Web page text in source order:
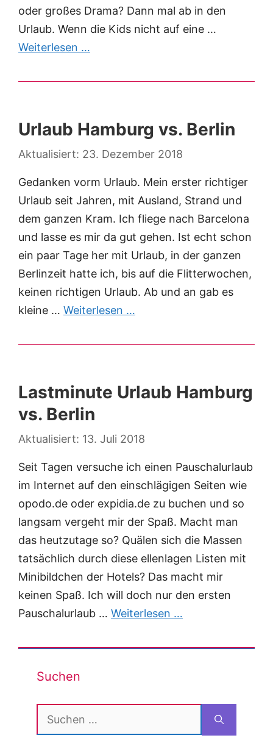
oder großes Drama? Dann mal ab in den
Urlaub. Wenn die Kids nicht auf eine …
Weiterlesen …
Urlaub Hamburg vs. Berlin
23. Dezember 2018
Gedanken vorm Urlaub. Mein erster richtiger
Urlaub seit Jahren, mit Ausland, Strand und
dem ganzen Kram. Ich fliege nach Barcelona
und lasse es mir da gut gehen. Ist echt schon
ein paar Tage her mit Urlaub, in der ganzen
Berlinzeit hatte ich, bis auf die Flitterwochen,
keinen richtigen Urlaub. Ab und an gab es
kleine … Weiterlesen …
Lastminute Urlaub Hamburg
vs. Berlin
13. Juli 2018
Seit Tagen versuche ich einen Pauschalurlaub
im Internet auf den einschlägigen Seiten wie
opodo.de oder expidia.de zu buchen und so
langsam vergeht mir der Spaß. Macht man
das heutzutage so? Quälen sich die Massen
tatsächlich durch diese ellenlagen Listen mit
Minibildchen der Hotels? Das macht mir
keinen Spaß. Ich will doch nur den ersten
Pauschalurlaub … Weiterlesen …
Suchen
Suchen
nach: